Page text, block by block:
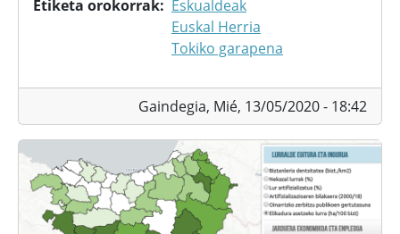
Etiketa orokorrak
Eskualdeak
Euskal Herria
Tokiko garapena
Gaindegia, Mié, 13/05/2020 - 18:42